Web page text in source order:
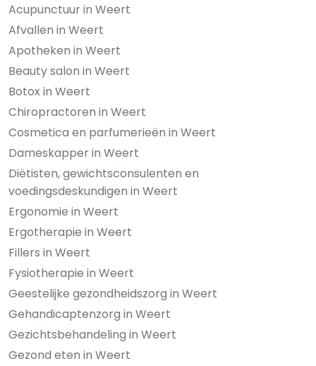
Acupunctuur in Weert
Afvallen in Weert
Apotheken in Weert
Beauty salon in Weert
Botox in Weert
Chiropractoren in Weert
Cosmetica en parfumerieën in Weert
Dameskapper in Weert
Diëtisten, gewichtsconsulenten en
voedingsdeskundigen in Weert
Ergonomie in Weert
Ergotherapie in Weert
Fillers in Weert
Fysiotherapie in Weert
Geestelijke gezondheidszorg in Weert
Gehandicaptenzorg in Weert
Gezichtsbehandeling in Weert
Gezond eten in Weert